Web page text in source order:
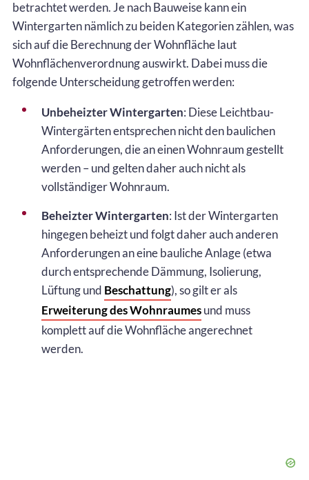
betrachtet werden. Je nach Bauweise kann ein
Wintergarten nämlich zu beiden Kategorien zählen, was
sich auf die Berechnung der Wohnfläche laut
Wohnflächenverordnung auswirkt. Dabei muss die
folgende Unterscheidung getroffen werden:
Unbeheizter Wintergarten: Diese Leichtbau-
Wintergärten entsprechen nicht den baulichen
Anforderungen, die an einen Wohnraum gestellt
werden – und gelten daher auch nicht als
vollständiger Wohnraum.
Beheizter Wintergarten: Ist der Wintergarten
hingegen beheizt und folgt daher auch anderen
Anforderungen an eine bauliche Anlage (etwa
durch entsprechende Dämmung, Isolierung,
Lüftung und Beschattung), so gilt er als
Erweiterung des Wohnraumesund muss
komplett auf die Wohnfläche angerechnet
werden.